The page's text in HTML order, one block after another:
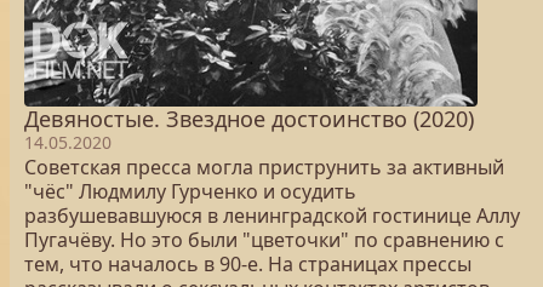
Девяностые. Звездное достоинство (2020)
14.05.2020
Советская пресса могла приструнить за активный
"чёс" Людмилу Гурченко и осудить
разбушевавшуюся в ленинградской гостинице Аллу
Пугачёву. Но это были "цветочки" по сравнению с
тем, что началось в 90-е. На страницах прессы